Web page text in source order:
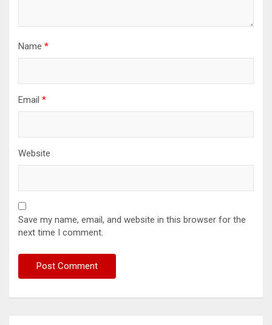
Name *
Email *
Website
Save my name, email, and website in this browser for the
next time I comment.